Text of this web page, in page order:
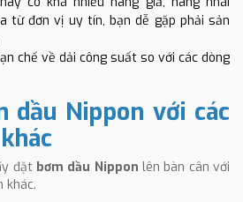
từ đơn vị uy tín, bạn dễ gặp phải sản
chế về dải công suất so với các dòng
dầu Nippon với các
đặt bơm dầu Nippon lên bàn cân với
khác.